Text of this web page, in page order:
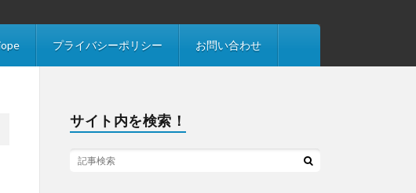
プライバシーポリシー お問い合わせ
サイト内を検索！